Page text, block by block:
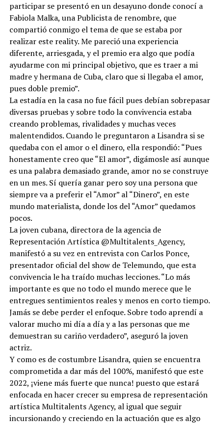
participar se presentó en un desayuno donde conocí a
Fabiola Malka, una Publicista de renombre, que
compartió conmigo el tema de que se estaba por
realizar este reality. Me pareció una experiencia
diferente, arriesgada, y el premio era algo que podía
ayudarme con mi principal objetivo, que es traer a mi
madre y hermana de Cuba, claro que si llegaba el amor,
pues doble premio”.
La estadía en la casa no fue fácil pues debían sobrepasar
diversas pruebas y sobre todo la convivencia estaba
creando problemas, rivalidades y muchas veces
malentendidos. Cuando le preguntaron a Lisandra si se
quedaba con el amor o el dinero, ella respondió: “Pues
honestamente creo que “El amor”, digámosle así aunque
es una palabra demasiado grande, amor no se construye
en un mes. Sí quería ganar pero soy una persona que
siempre va a preferir el “Amor” al “Dinero”, en este
mundo materialista, donde los del “Amor” quedamos
pocos.
La joven cubana, directora de la agencia de
Representación Artística @Multitalents_Agency,
manifestó a su vez en entrevista con Carlos Ponce,
presentador oficial del show de Telemundo, que esta
convivencia le ha traído muchas lecciones. “Lo más
importante es que no todo el mundo merece que le
entregues sentimientos reales y menos en corto tiempo.
Jamás se debe perder el enfoque. Sobre todo aprendí a
valorar mucho mi día a día y a las personas que me
demuestran su cariño verdadero”, aseguró la joven
actriz.
Y como es de costumbre Lisandra, quien se encuentra
comprometida a dar más del 100%, manifestó que este
2022, ¡viene más fuerte que nunca! puesto que estará
enfocada en hacer crecer su empresa de representación
artística Multitalents Agency, al igual que seguir
incursionando y creciendo en la actuación que es algo